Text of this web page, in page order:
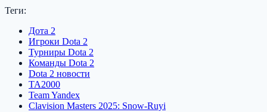
Теги:
Дота 2
Игроки Dota 2
Турниры Dota 2
Команды Dota 2
Dota 2 новости
TA2000
Team Yandex
Clavision Masters 2025: Snow-Ruyi